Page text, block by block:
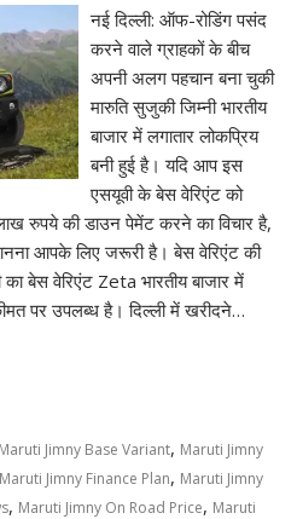
नई दिल्ली: ऑफ-रोडिंग पसंद
करने वाले ग्राहकों के बीच
अपनी अलग पहचान बना चुकी
मारुति सुजुकी जिम्नी भारतीय
बाजार में लगातार लोकप्रिय
बनी हुई है। यदि आप इस
एसयूवी के बेस वेरिएंट को
रुपये की डाउन पेमेंट करने का विचार है,
आपके लिए जरूरी है। बेस वेरिएंट की
बेस वेरिएंट Zeta भारतीय बाजार में
पर उपलब्ध है। दिल्ली में खरीदने…
Maruti Jimny Base Variant, Maruti Jimny
Maruti Jimny Finance Plan, Maruti Jimny
, Maruti Jimny On Road Price, Maruti